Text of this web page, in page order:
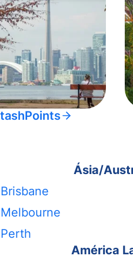
Ásia/
Brisbane
Melbourne
Perth
América